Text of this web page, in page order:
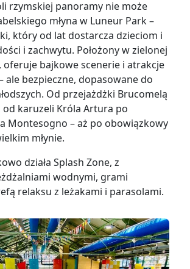
rzymskiej panoramy nie może
młyna w Luneur Park –
który od lat dostarcza dzieciom i
i zachwytu. Położony w zielonej
oferuje bajkowe scenerie i atrakcje
ale bezpieczne, dopasowane do
Od przejażdżki Brucomelą
karuzeli Króla Artura po
Montesogno – aż po obowiązkowy
młynie.
działa Splash Zone, z
wodnymi, grami
relaksu z leżakami i parasolami.